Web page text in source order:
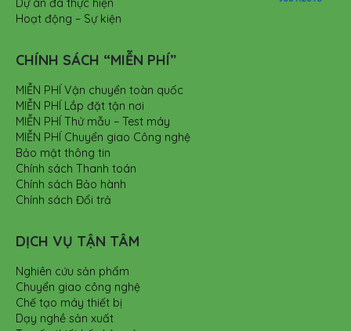
Hoạt động – Sự kiện
CHÍNH SÁCH “MIỄN PHÍ”
MIỄN PHÍ Vận chuyển toàn quốc
MIỄN PHÍ Lắp đặt tận nơi
MIỄN PHÍ Thử mẫu – Test máy
MIỄN PHÍ Chuyển giao Công nghệ
Bảo mật thông tin
Chính sách Thanh toán
Chính sách Bảo hành
Chính sách Đổi trả
DỊCH VỤ TẬN TÂM
Nghiên cứu sản phẩm
Chuyển giao công nghệ
Chế tạo máy thiết bị
Dạy nghề sản xuất